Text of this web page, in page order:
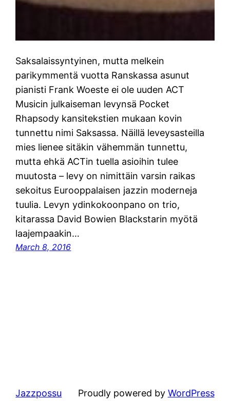
Saksalaissyntyinen, mutta melkein
parikymmentä vuotta Ranskassa asunut
pianisti Frank Woeste ei ole uuden ACT
Musicin julkaiseman levynsä Pocket
Rhapsody kansitekstien mukaan kovin
tunnettu nimi Saksassa. Näillä leveysasteilla
mies lienee sitäkin vähemmän tunnettu,
mutta ehkä ACTin tuella asioihin tulee
muutosta – levy on nimittäin varsin raikas
sekoitus Eurooppalaisen jazzin moderneja
tuulia. Levyn ydinkokoonpano on trio,
kitarassa David Bowien Blackstarin myötä
laajempaakin…
March 8, 2016
Jazzpossu Proudly powered by WordPress